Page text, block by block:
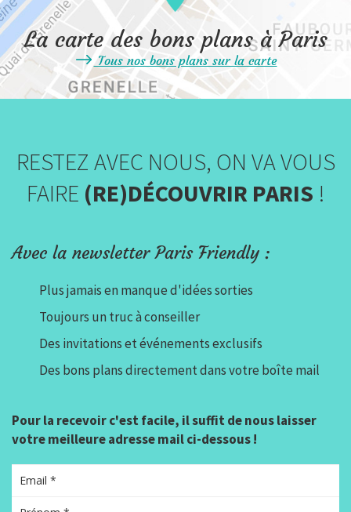
La carte des bons plans à Paris
Tous nos bons plans sur la carte
RESTEZ AVEC NOUS, ON VA VOUS
FAIRE (RE)DÉCOUVRIR PARIS !
Avec la newsletter Paris Friendly :
Plus jamais en manque d'idées sorties
Toujours un truc à conseiller
Des invitations et événements exclusifs
Des bons plans directement dans votre boîte mail
Pour la recevoir c'est facile, il suffit de nous laisser
votre meilleure adresse mail ci-dessous !